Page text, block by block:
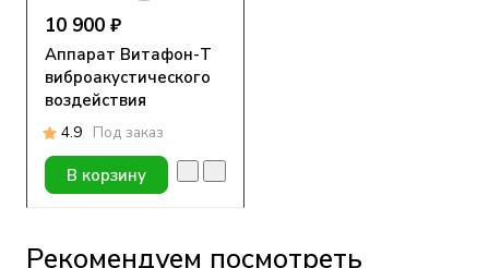
10 900 ₽
Аппарат Витафон-Т
виброакустического
воздействия
4.9 Под заказ
В корзину
Рекомендуем посмотреть